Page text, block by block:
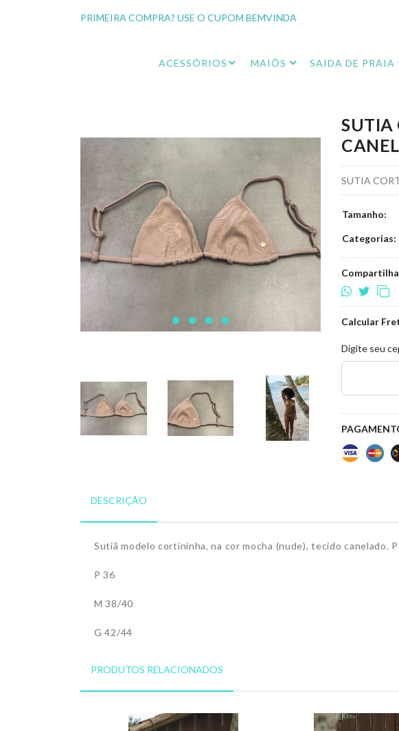
PRIMEIRA COMPRA? USE O CUPOM BEMVINDA
ACESSÓRIOS MAIÔS SAIDA DE PRAIA
SUTIA
SUTIA
Tamanho:
Categorias:
Calcular
Digite seu
DESCRIÇÃO
Sutiã modelo cortininha, na cor mocha (nude), tecido canelado.
P 36
M 38/40
G 42/44
PRODUTOS RELACIONADOS